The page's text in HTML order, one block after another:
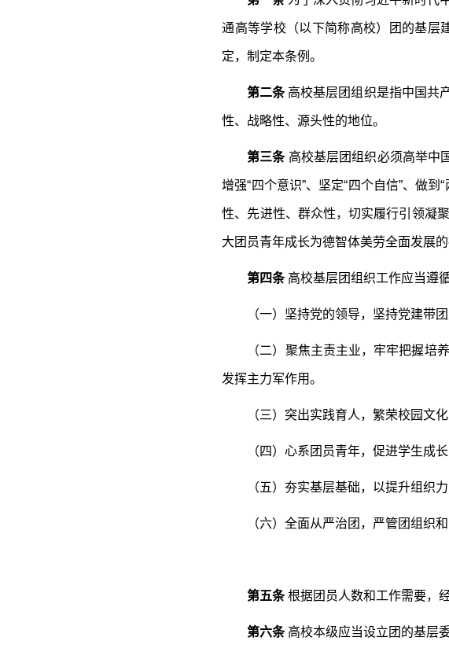
通高等学校（以下简称高校）团的基层
定，制定本条例。
第二条 高校基层团组织是指中国共
性、战略性、源头性的地位。
第三条 高校基层团组织必须高举中
增强“四个意识”、坚定“四个自信”、做
性、先进性、群众性，切实履行引领凝
大团员青年成长为德智体美劳全面发展
第四条 高校基层团组织工作应当遵
（一）坚持党的领导，坚持党建带
（二）聚焦主责主业，牢牢把握培
发挥主力军作用。
（三）突出实践育人，繁荣校园文
（四）心系团员青年，促进学生成
（五）夯实基层基础，以提升组织
（六）全面从严治团，严管团组织
第五条根据团员人数和工作需要，
第六条 高校本级应当设立团的基层